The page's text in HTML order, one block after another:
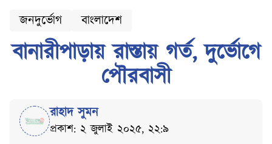
জনদুর্ভোগ বাংলাদেশ
বানারীপাড়ায় রাস্তায় গর্ত, দুর্ভোগে
পৌরবাসী
রাহাদ সুমন
প্রকাশ: ২ জুলাই ২০২৫, ২২:৯